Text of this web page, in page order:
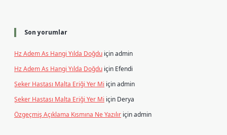
Son yorumlar
Hz Adem As Hangi Yılda Doğdu içinadmin
Hz Adem As Hangi Yılda Doğdu için Efendi
Şeker Hastası Malta Eriği Yer Mi içinadmin
Şeker Hastası Malta Eriği Yer Mi için Derya
Özgeçmiş Açıklama Kısmına Ne Yazılır içinadmin